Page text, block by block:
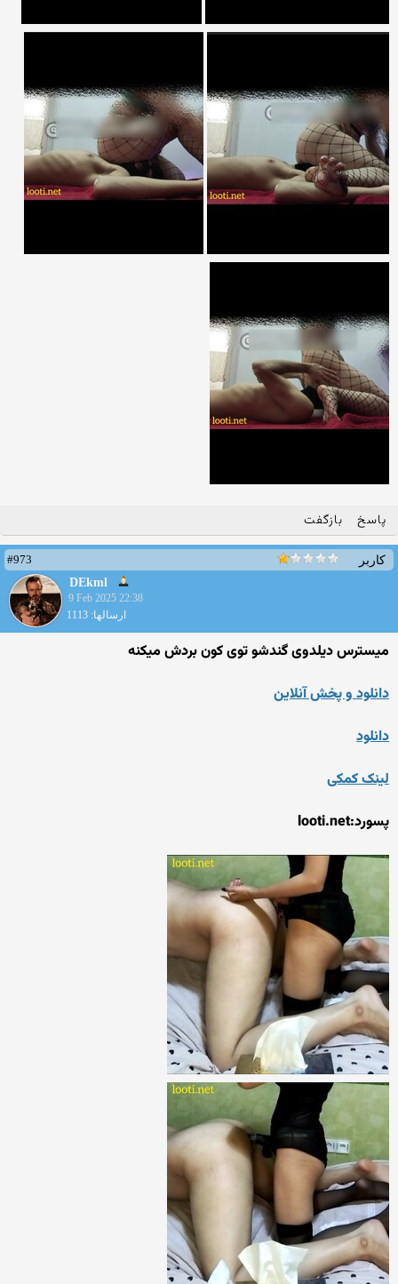
پاسخ بازگفت
کاربر
#973
DEkml
9 Feb 2025 22:38
ارسالها: 1113
میسترس دیلدوی گندشو توی کون بردش میکنه
دانلود و پخش آنلاین
دانلود
لینک کمکی
پسورد:looti.net